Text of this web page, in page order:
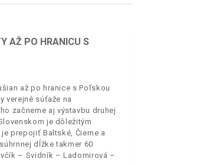
AŽ PO HRANICU S
až po hranice s Poľskou
verejné súťaže na
začneme aj výstavbu druhej
je dôležitým
prepojiť Baltské, Čierne a
dĺžke takmer 60
– Svidník – Ladomirová –